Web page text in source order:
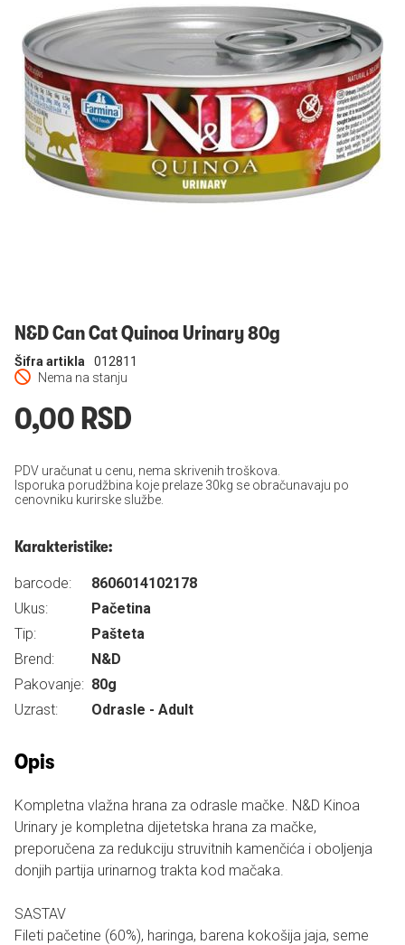
Prijavi se
N&D Can Cat Quinoa Urinary 80g
Nema na stanju
Šifra artikla 012811
0,00 RSD
PDV uračunat u cenu, nema skrivenih troškova.
Isporuka porudžbina koje prelaze 30kg se obračunavaju po
cenovniku kurirske službe.
Karakteristike:
barcode:
8606014102178
Ukus:
Pačetina
Tip:
Pašteta
Brend:
N&D
Pakovanje: 80g
Uzrast:
Odrasle - Adult
Opis
Kompletna vlažna hrana za odrasle mačke. N&D Kinoa
Urinary je kompletna dijetetska hrana za mačke,
preporučena za redukciju struvitnih kamenčića i oboljenja
donjih partija urinarnog trakta kod mačaka.
SASTAV
Fileti pačetine (60%), haringa, barena kokošija jaja, seme